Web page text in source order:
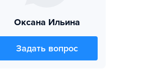
Оксана Ильина
Задать вопрос